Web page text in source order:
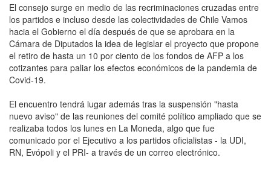
El consejo surge en medio de las recriminaciones cruzadas entre
los partidos e incluso desde las colectividades de Chile Vamos
hacia el Gobierno el día después de que se aprobara en la
Cámara de Diputados la idea de legislar el proyecto que propone
el retiro de hasta un 10 por ciento de los fondos de AFP a los
cotizantes para paliar los efectos económicos de la pandemia de
Covid-19.
El encuentro tendrá lugar además tras la suspensión "hasta
nuevo aviso" de las reuniones del comité político ampliado que se
realizaba todos los lunes en La Moneda, algo que fue
comunicado por el Ejecutivo a los partidos oficialistas - la UDI,
RN, Evópoli y el PRI- a través de un correo electrónico.